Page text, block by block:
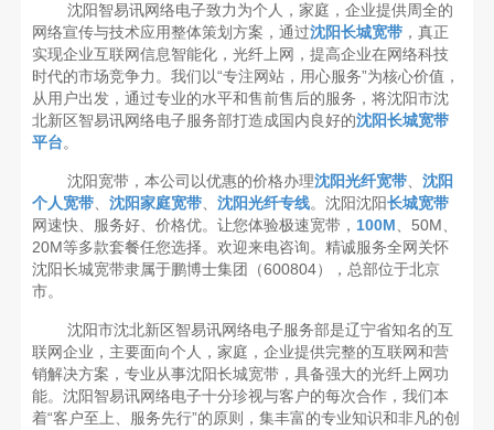
沈阳智易讯网络电子致力为个人，家庭，企业提供周全的
网络宣传与技术应用整体策划方案，通过沈阳长城宽带 ，真正
实现企业互联网信息智能化，光纤上网，提高企业在网络科技
时代的市场竞争力。我们以“专注网站，用心服务”为核心价值，
从用户出发，通过专业的水平和售前售后的服务，将沈阳市沈
北新区智易讯网络电子服务部打造成国内良好的沈阳长城宽带
平台。
沈阳宽带，本公司以优惠的价格办理沈阳光纤宽带 、沈阳
个人宽带 、沈阳家庭宽带 、沈阳光纤专线。沈阳沈阳长城宽带
网速快、服务好、价格优。让您体验极速宽带， 100M 、50M、
20M等多款套餐任您选择。欢迎来电咨询。精诚服务全网关怀
沈阳长城宽带隶属于鹏博士集团（600804），总部位于北京
市。
沈阳市沈北新区智易讯网络电子服务部是辽宁省知名的互
联网企业，主要面向个人，家庭，企业提供完整的互联网和营
销解决方案，专业从事沈阳长城宽带，具备强大的光纤上网功
能。沈阳智易讯网络电子十分珍视与客户的每次合作，我们本
着“客户至上、服务先行”的原则，集丰富的专业知识和非凡的创